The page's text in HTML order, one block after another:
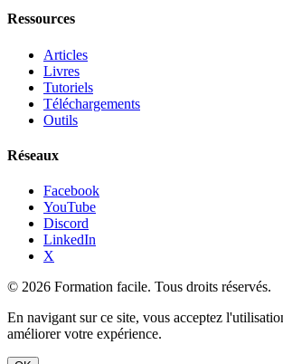
Ressources
Articles
Livres
Tutoriels
Téléchargements
Outils
Réseaux
Facebook
YouTube
Discord
LinkedIn
X
© 2026 Formation facile. Tous droits réservés.
En navigant sur ce site, vous acceptez
améliorer votre expérience.